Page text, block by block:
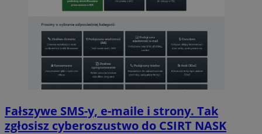
Fałszywe SMS-y, e-maile i strony. Tak
zgłosisz cyberoszustwo do CSIRT NASK